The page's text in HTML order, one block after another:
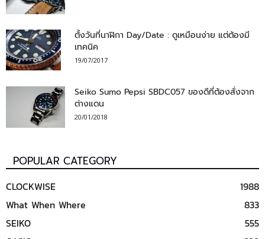
ตั้งวันที่นาฬิกา Day/Date : ดูเหมือนง่าย แต่ต้องมี
เทคนิค
19/07/2017
Seiko Sumo Pepsi SBDC057 ของดีที่ต้องสั่งจาก
ต่างแดน
20/01/2018
POPULAR CATEGORY
CLOCKWISE
1988
What When Where
833
SEIKO
555